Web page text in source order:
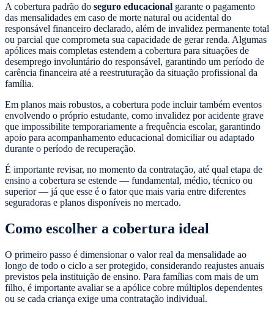
A cobertura padrão do seguro educacional garante o pagamento
das mensalidades em caso de morte natural ou acidental do
responsável financeiro declarado, além de invalidez permanente total
ou parcial que comprometa sua capacidade de gerar renda. Algumas
apólices mais completas estendem a cobertura para situações de
desemprego involuntário do responsável, garantindo um período de
carência financeira até a reestruturação da situação profissional da
família.
Em planos mais robustos, a cobertura pode incluir também eventos
envolvendo o próprio estudante, como invalidez por acidente grave
que impossibilite temporariamente a frequência escolar, garantindo
apoio para acompanhamento educacional domiciliar ou adaptado
durante o período de recuperação.
É importante revisar, no momento da contratação, até qual etapa de
ensino a cobertura se estende — fundamental, médio, técnico ou
superior — já que esse é o fator que mais varia entre diferentes
seguradoras e planos disponíveis no mercado.
Como escolher a cobertura ideal
O primeiro passo é dimensionar o valor real da mensalidade ao
longo de todo o ciclo a ser protegido, considerando reajustes anuais
previstos pela instituição de ensino. Para famílias com mais de um
filho, é importante avaliar se a apólice cobre múltiplos dependentes
ou se cada criança exige uma contratação individual.